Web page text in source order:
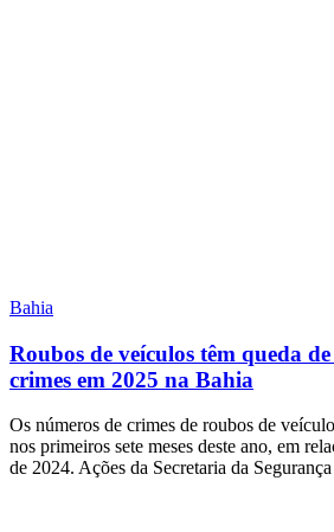
Bahia
Roubos de veículos têm queda
crimes em 2025 na Bahia
Os números de crimes de roubos de
nos primeiros sete meses deste ano, em
de 2024. Ações da Secretaria da Segurança